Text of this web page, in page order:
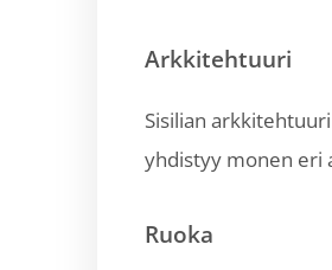
Arkkitehtuuri
Sisilian
yhdistyy monen eri
Ruoka